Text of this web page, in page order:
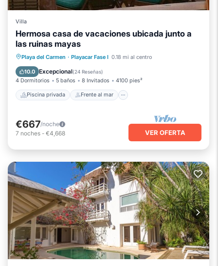
Villa
Hermosa casa de vacaciones ubicada junto a
las ruinas mayas
Playa del Carmen · Playacar Fase I 0.18 mi al centro
10.0 Excepcional(24 Reseñas)
4 Dormitorios 5 baños 8 Invitados 4100 pies²
Piscina privada Frente al mar
Piscina privada
Frente al mar
Bañera de hidromasaje
€667/noche
7 noches - €4,668 VER OFERTA